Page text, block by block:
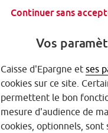
Continuer sans
Vos
Caisse d'Epargne et ses
cookies sur ce site.
permettent le bon
mesure d'audience de
cookies, optionnels, sont